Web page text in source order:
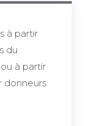
à partir
du
à partir
donneurs